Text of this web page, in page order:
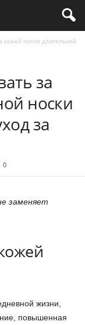
кожей после длительной
за
носки
за
0
заменяет
жизни,
повышенная